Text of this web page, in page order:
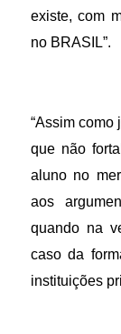
existe, com
no BRASIL”.
“Assim como
que não
aluno no
aos
quando na
caso da
instituições